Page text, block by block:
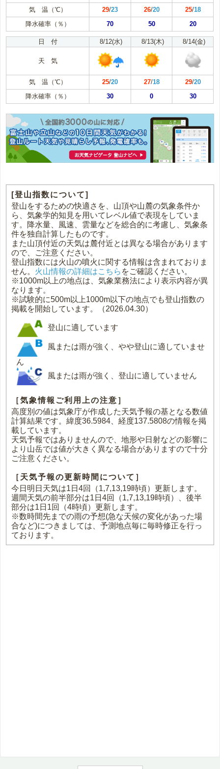
気 温（℃） 29/23 26/20 25/18
降水確率（％）
70 50 20
日 付 8/12(水) 8/13(木) 8/14(金)
天 気
気 温（℃） 25/20 27/18 29/20
降水確率（％）
30 0 30
[登山指数について]
登山をするための快適さを、山頂や山麓の気象条件か
ら、気象学的知見を用いてレベル値で表現をしていま
す。降水量、風速、雲量などを総合的に考慮し、気象条
件を独自計算したものです。
また山頂付近の天気は麓付近とは異なる場合があります
ので、ご注意ください。
登山指数には火山の噴火に関する情報は含まれておりま
せん。 火山情報の詳細はこちら をご確認ください。
※1000m以上の地点は、気象業務法により表示内容が異
なります。
※試験的に500m以上1000m以下の地点でも登山指数の
掲載を開始しています。（2026.04.30）
登山に適しています
風または雨が強く、やや登山に適していませ
ん
風または雨が強く、登山に適していません
［気象情報ご利用上の注意］
高度別の値は気象庁が作成した天気予報の基となる数値
計算結果です。緯度36.5984、経度137.5808の情報を掲
載しています。
天気予報ではありませんので、地形や日射などの影響に
より山岳では値が大きく異なる場合がありますので十分
ご注意ください。
［天気予報の更新時間について］
今日明日天気は1日4回（1,7,13,19時頃）更新します。
週間天気の前半部分は1日4回（1,7,13,19時頃）、後半
部分は1日1回（4時頃）更新します。
※数時間先までの雨の予想(急な天候の変化があった場
合など)につきましては、予測地点毎に毎時修正を行っ
ております。